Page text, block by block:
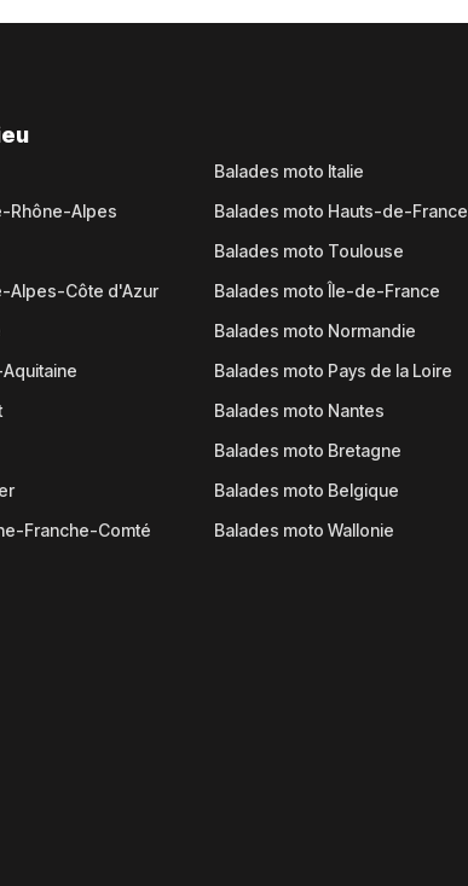
Rhône-Alpes
Alpes-Côte d'Azur
Franche-Comté
Balades moto Italie
Balades moto Hauts-de-France
Balades moto Toulouse
Balades moto Île-de-France
Balades moto Normandie
Balades moto Pays de la Loire
Balades moto Nantes
Balades moto Bretagne
Balades moto Belgique
Balades moto Wallonie